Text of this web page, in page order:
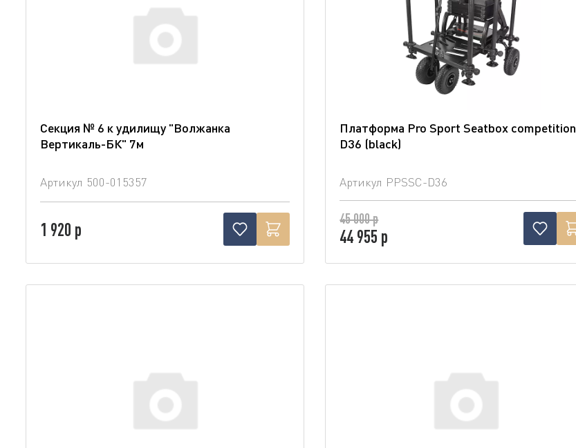
Секция № 6 к удилищу "Волжанка
Вертикаль-БК" 7м
Артикул 500-015357
1 920 р
Платформа Pro Sport Seatbox competition
D36 (blaсk)
Артикул PPSSC-D36
45 000 р
44 955 р